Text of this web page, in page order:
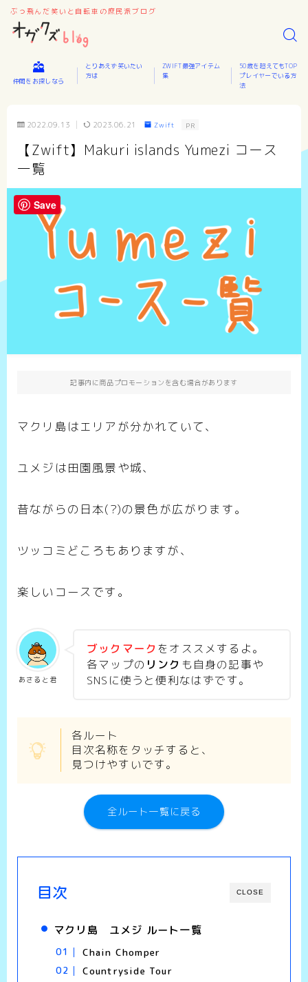
ぶっ飛んだ笑いと自転車の庶民派ブログ
仲間をお探しなら
とりあえず笑いたい
方は
ZWIFT最強アイテム
集
50歳を超えてもTOP
プレイヤーでいる方
法
2022.09.13 2023.06.21 Zwift PR
【Zwift】Makuri islands Yumezi コース
一覧
記事内に商品プロモーションを含む場合があります
マクリ島はエリアが分かれていて、
ユメジは田園風景や城、
昔ながらの日本(?)の景色が広がります。
ツッコミどころもありますが、
楽しいコースです。
あさると君
ブックマーク をオススメするよ。
各マップの リンク も自身の記事や
SNSに使うと便利なはずです。
各ルート
目次名称をタッチすると、
見つけやすいです。
全ルート一覧に戻る
CLOSE
目次
マクリ島 ユメジ ルート一覧
Chain Chomper
Countryside Tour
Save